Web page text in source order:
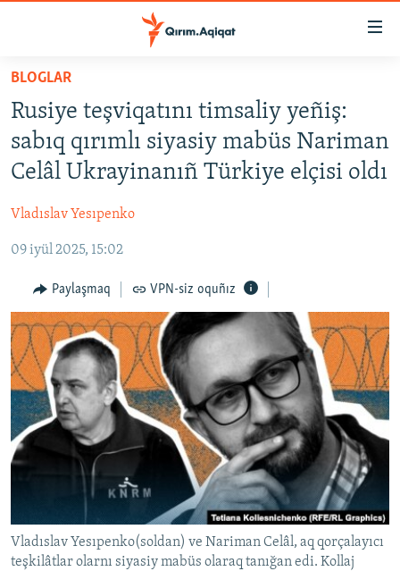
Esas
qaytmaq
Baş
navigatsiyağa
qaytmaq
Qıdıruvğa
SİYASET
İQTİSADİYAT
MEDENİYET
İNSAN AQLARI
VİDEO
SÜRET
BLOGLAR
FİKİR
Русский
Українською
BLOGLAR
Rusiye teşviqatını timsaliy yeñiş:
sabıq qırımlı siyasiy mabüs Nariman
Celâl Ukrayinanıñ Türkiye elçisi oldı
Vladıslav Yesıpenko
09 iyül 2025, 15:02
Paylaşmaq VPN-siz oquñız
Vladıslav Yesıpenko(soldan) ve Nariman Celâl, aq qorçalayıcı
teşkilâtlar olarnı siyasiy mabüs olaraq tanığan edi. Kollaj